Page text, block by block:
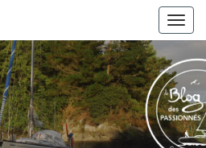
Le Blog
Des
Passionnés